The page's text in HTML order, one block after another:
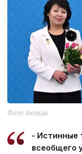
Фото: Акорда
- Истинные
всеобщего